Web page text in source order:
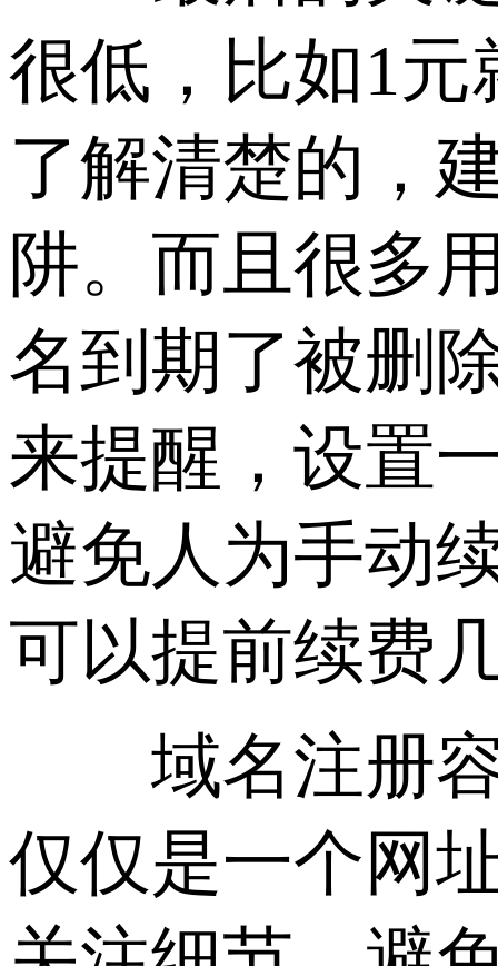
很低，比如1
了解清楚的，
阱。而且很多
名到期了被删
来提醒，设置
避免人为手动
可以提前续费
域名注册容
仅仅是一个网